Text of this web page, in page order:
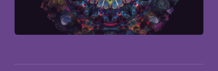
Ecriture automatique